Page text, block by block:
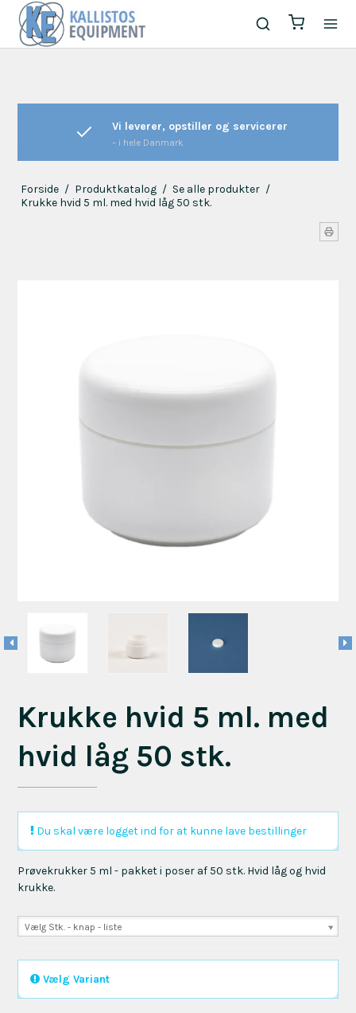
Vi leverer, opstiller og servicerer
– i hele Danmark.
Forside / Produktkatalog / Se alle produkter /
Krukke hvid 5 ml. med hvid låg 50 stk.
Krukke hvid 5 ml. med
hvid låg 50 stk.
Du skal være logget ind for at kunne lave bestillinger
Prøvekrukker 5 ml - pakket i poser af 50 stk. Hvid låg og hvid
krukke.
Vælg Stk. - knap - liste
Vælg Variant